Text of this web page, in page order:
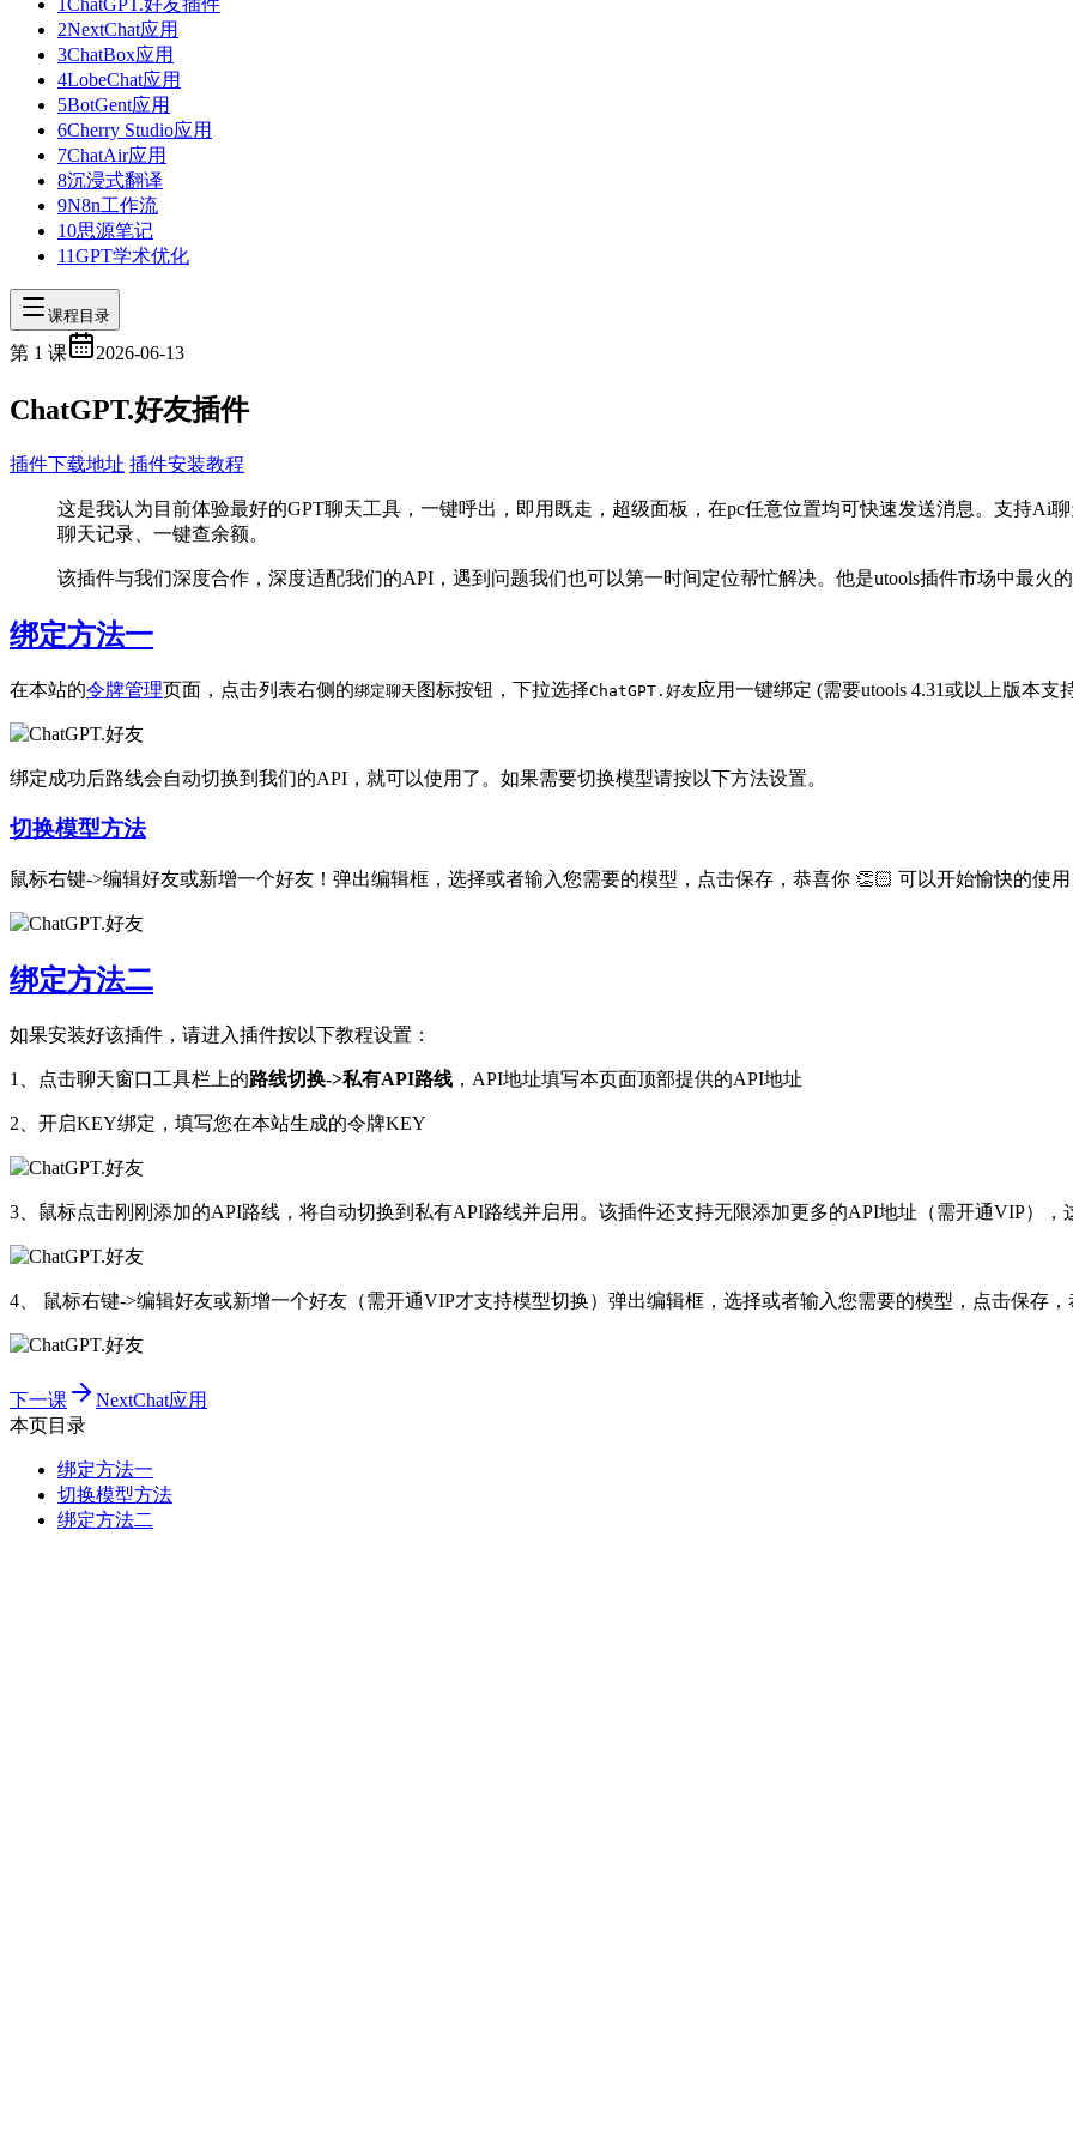
ChatGPT.好友插件
2NextChat应用
3ChatBox应用
4LobeChat应用
5BotGent应用
6Cherry Studio应用
7ChatAir应用
8沉浸式翻译
9N8n工作流
10思源笔记
11GPT学术优化
课程目录
第 1 课 2026-06-13
ChatGPT.好友插件
插件下载地址 插件安装教程
这是我认为目前体验最好的GPT聊天工具，一键呼出，即用既走，超级面板，在pc任意位置均可快速发送消息。支持Ai
聊天记录、一键查余额。
该插件与我们深度合作，深度适配我们的API，遇到问题我们也可以第一时间定位帮忙解决。他是utools插件市场中最火的
绑定方法一
在本站的令牌管理页面，点击列表右侧的绑定聊天 图标按钮，下拉选择ChatGPT.好友应用一键绑定 (需要utools 4.31或以上版本支
绑定成功后路线会自动切换到我们的API，就可以使用了。如果需要切换模型请按以下方法设置。
切换模型方法
鼠标右键->编辑好友或新增一个好友！弹出编辑框，选择或者输入您需要的模型，点击保存，恭喜你 👏🏻 可以开始愉快的使用
绑定方法二
如果安装好该插件，请进入插件按以下教程设置：
1、点击聊天窗口工具栏上的路线切换->私有API路线 ，API地址填写本页面顶部提供的API地址
2、开启KEY绑定，填写您在本站生成的令牌KEY
3、鼠标点击刚刚添加的API路线，将自动切换到私有API路线并启用。该插件还支持无限添加更多的API地址（需开通VIP），
4、 鼠标右键->编辑好友或新增一个好友（需开通VIP才支持模型切换）弹出编辑框，选择或者输入您需要的模型，点击保存，
下一课
NextChat应用
本页目录
绑定方法一
切换模型方法
绑定方法二